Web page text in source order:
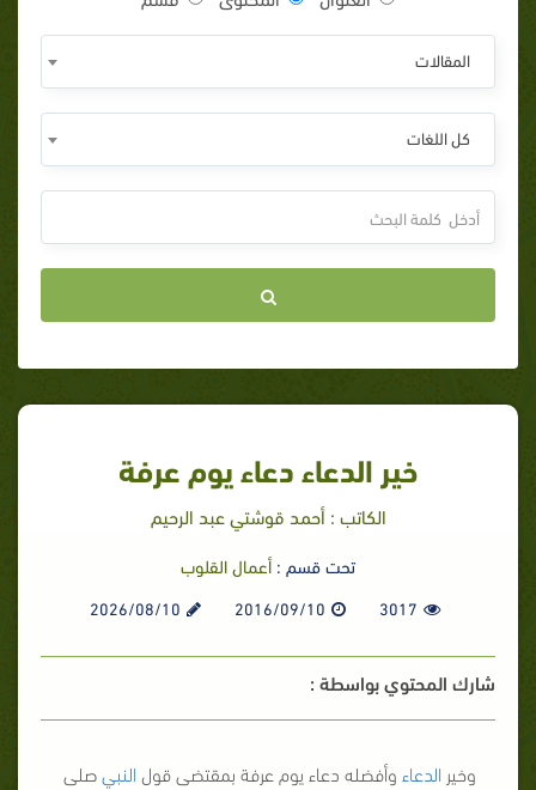
المقالات
كل اللغات
خير الدعاء دعاء يوم عرفة
الكاتب : أحمد قوشتي عبد الرحيم
تحت قسم :أعمال القلوب
3017
2016/09/10
2026/08/10
شارك المحتوي بواسطة :
وخير الدعاء وأفضله دعاء يوم عرفة بمقتضى قول النبيصلى